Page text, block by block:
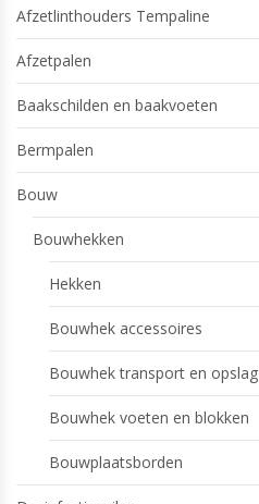
Afzetlinthouders Tempaline
Afzetpalen
Baakschilden en baakvoeten
Bermpalen
Bouw
Bouwhekken
Hekken
Bouwhek accessoires
Bouwhek transport en opslag
Bouwhek voeten en blokken
Bouwplaatsborden